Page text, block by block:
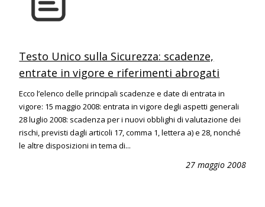
Testo Unico sulla Sicurezza: scadenze,
entrate in vigore e riferimenti abrogati
Ecco l’elenco delle principali scadenze e date di entrata in
vigore: 15 maggio 2008: entrata in vigore degli aspetti generali
28 luglio 2008: scadenza per i nuovi obblighi di valutazione dei
rischi, previsti dagli articoli 17, comma 1, lettera a) e 28, nonché
le altre disposizioni in tema di...
27 maggio 2008